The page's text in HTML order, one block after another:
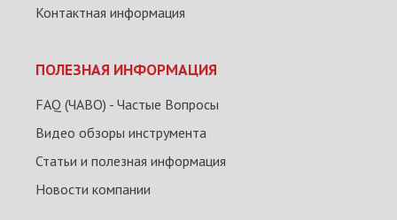
Контактная информация
ПОЛЕЗНАЯ ИНФОРМАЦИЯ
FAQ (ЧАВО) - Частые Вопросы
Видео обзоры инструмента
Статьи и полезная информация
Новости компании